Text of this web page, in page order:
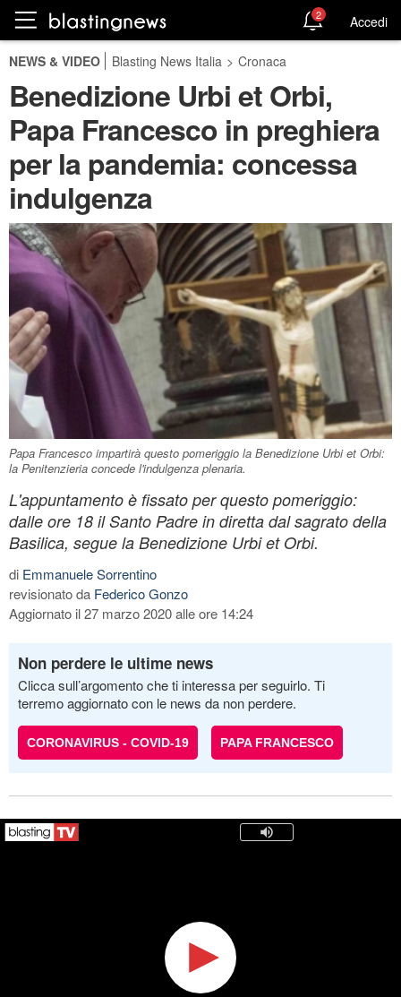
2 Accedi
NEWS & VIDEO Blasting News Italia > Cronaca
Benedizione Urbi et Orbi,
Papa Francesco in preghiera
per la pandemia: concessa
indulgenza
Papa Francesco impartirà questo pomeriggio la Benedizione Urbi et Orbi:
la Penitenzieria concede l'indulgenza plenaria.
L'appuntamento è fissato per questo pomeriggio:
dalle ore 18 il Santo Padre in diretta dal sagrato della
Basilica, segue la Benedizione Urbi et Orbi.
di Emmanuele Sorrentino
revisionato da Federico Gonzo
Aggiornato il 27 marzo 2020 alle ore 14:24
Non perdere le ultime news
Clicca sull’argomento che ti interessa per seguirlo. Ti
terremo aggiornato con le news da non perdere.
CORONAVIRUS - COVID-19 PAPA FRANCESCO